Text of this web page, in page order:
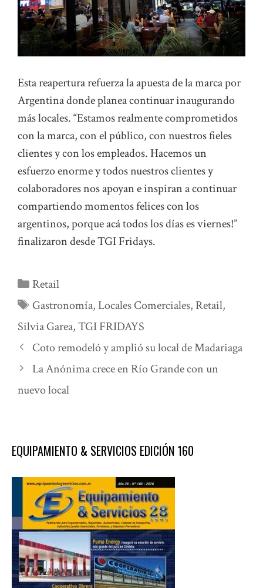
Esta reapertura refuerza la apuesta de la marca por
Argentina donde planea continuar inaugurando
más locales. “Estamos realmente comprometidos
con la marca, con el público, con nuestros fieles
clientes y con los empleados. Hacemos un
esfuerzo enorme y todos nuestros clientes y
colaboradores nos apoyan e inspiran a continuar
compartiendo momentos felices con los
argentinos, porque acá todos los días es viernes!”
finalizaron desde TGI Fridays.
Categorías
Retail
Etiquetas
Gastronomía,Locales Comerciales, Retail,
Silvia Garea,TGI FRIDAYS
Coto remodeló y amplió su local de Madariaga
La Anónima crece en Río Grande con un
nuevo local
EQUIPAMIENTO & SERVICIOS EDICIÓN 160